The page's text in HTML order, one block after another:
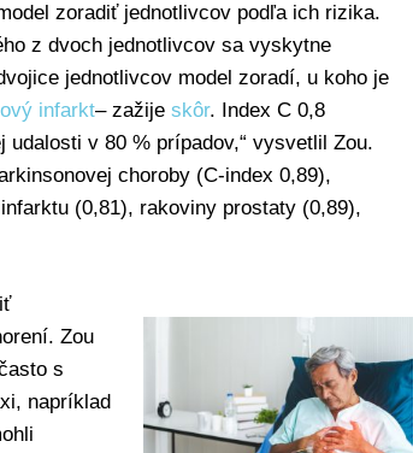
zoradiť jednotlivcov podľa ich rizika.
z dvoch jednotlivcov sa vyskytne
jednotlivcov model zoradí, u koho je
infarkt– zažije skôr. Index C 0,8
v 80 % prípadov,“ vysvetlil Zou.
choroby (C-index 0,89),
(0,81), rakoviny prostaty (0,89),
Zou
s
napríklad